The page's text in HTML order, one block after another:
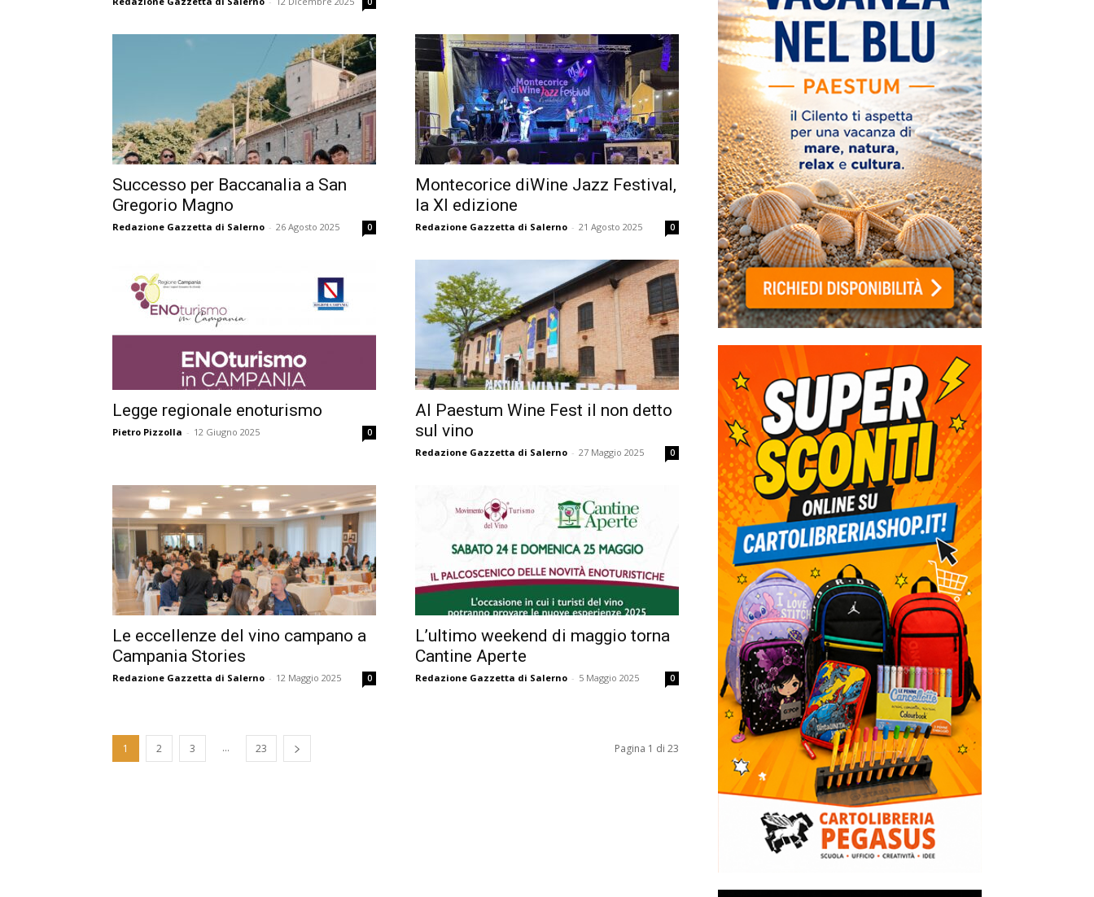
Successo per Baccanalia a San
Gregorio Magno
Redazione Gazzetta di Salerno - 26 Agosto 2025 0
Montecorice diWine Jazz Festival,
la XI edizione
Redazione Gazzetta di Salerno - 21 Agosto 2025 0
Legge regionale enoturismo
Pietro Pizzolla - 12 Giugno 2025 0
Al Paestum Wine Fest il non detto
sul vino
Redazione Gazzetta di Salerno - 27 Maggio 2025 0
Le eccellenze del vino campano a
Campania Stories
Redazione Gazzetta di Salerno - 12 Maggio 2025 0
L’ultimo weekend di maggio torna
Cantine Aperte
Redazione Gazzetta di Salerno - 5 Maggio 2025 0
1 2 3 ... 23 Pagina 1 di 23